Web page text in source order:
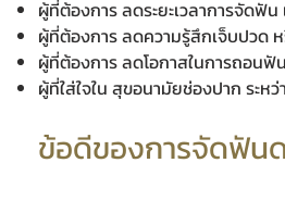
ผู้ที่ต้องการ ลดระยะเวลาการจัด
ผู้ที่ต้องการ ลดความรู้สึกเจ็บปวด
ผู้ที่ต้องการ ลดโอกาสในการถอนฟั
ผู้ที่ใส่ใจใน สุขอนามัยช่องปาก ระห
ข้อดีของการจัดฟัน